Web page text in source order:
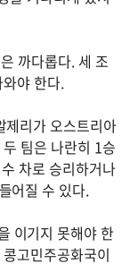
까다롭다. 세 조
야 한다.
제리가 오스트리아
팀은 나란히 1승
차로 승리하거나
어질 수 있다.
이기지 못해야 한
고민주공화국이